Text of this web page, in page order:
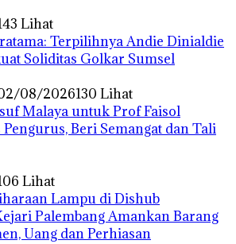
Lihat
Terpilihnya Andie Dinialdie
Soliditas Golkar Sumsel
08/2026130 Lihat
Malaya untuk Prof Faisol
Beri Semangat dan Tali
Lihat
Lampu di Dishub
Palembang Amankan Barang
Uang dan Perhiasan